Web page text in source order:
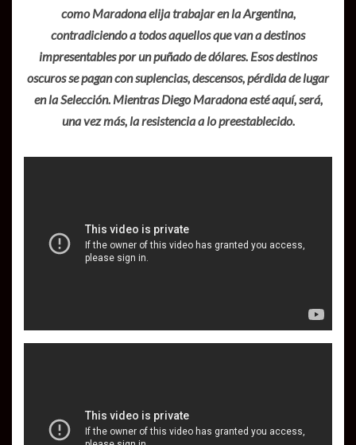
como Maradona elija trabajar en la Argentina,
contradiciendo a todos aquellos que van a destinos
impresentables por un puñado de dólares. Esos destinos
oscuros se pagan con suplencias, descensos, pérdida de lugar
en la Selección. Mientras Diego Maradona esté aquí, será,
una vez más, la resistencia a lo preestablecido.